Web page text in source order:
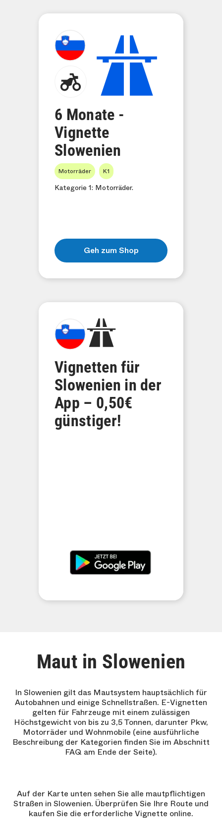
6 Monate -
Vignette
Slowenien
Motorräder K1
Kategorie 1: Motorräder.
Geh zum Shop
Vignetten für
Slowenien in der
App – 0,50€
günstiger!
Maut in Slowenien
In Slowenien gilt das Mautsystem hauptsächlich für
Autobahnen und einige Schnellstraßen. E-Vignetten
gelten für Fahrzeuge mit einem zulässigen
Höchstgewicht von bis zu 3,5 Tonnen, darunter Pkw,
Motorräder und Wohnmobile (eine ausführliche
Beschreibung der Kategorien finden Sie im Abschnitt
FAQ am Ende der Seite).
Auf der Karte unten sehen Sie alle mautpflichtigen
Straßen in Slowenien. Überprüfen Sie Ihre Route und
kaufen Sie die erforderliche Vignette online.